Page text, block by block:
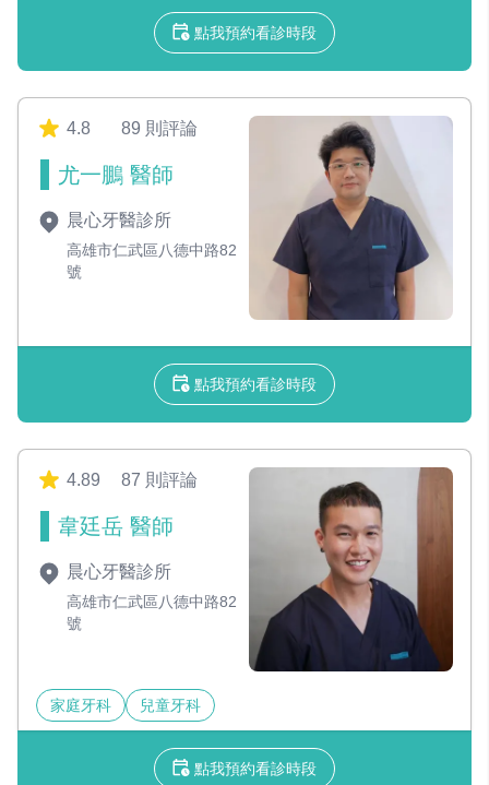
點我預約看診時段
4.8 89 則評論
尤一鵬 醫師
晨心牙醫診所
高雄市仁武區八德中路82
號
點我預約看診時段
4.89 87 則評論
韋廷岳 醫師
晨心牙醫診所
高雄市仁武區八德中路82
號
家庭牙科 兒童牙科
點我預約看診時段